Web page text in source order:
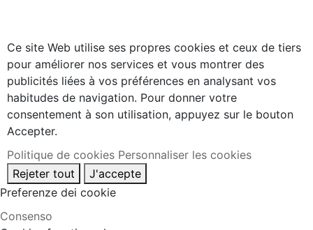
Ce site Web utilise ses propres cookies et ceux de tiers
pour améliorer nos services et vous montrer des
publicités liées à vos préférences en analysant vos
habitudes de navigation. Pour donner votre
consentement à son utilisation, appuyez sur le bouton
Accepter.
Politique de cookies Personnaliser les cookies
Rejeter tout
J'accepte
Preferenze dei cookie
Consenso